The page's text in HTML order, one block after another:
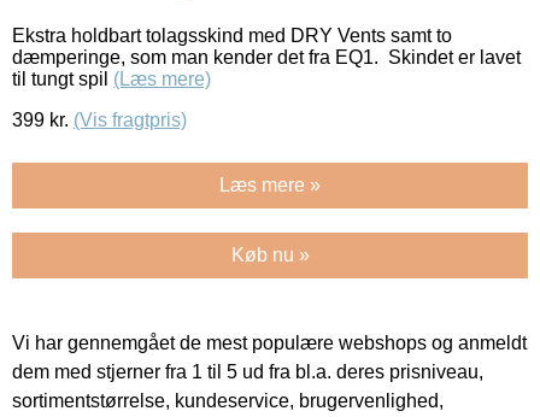
Ekstra holdbart tolagsskind med DRY Vents samt to
dæmperinge, som man kender det fra EQ1. Skindet er lavet
til tungt spil (Læs mere)
399 kr. (Vis fragtpris)
Læs mere »
Køb nu »
Vi har gennemgået de mest populære webshops og anmeldt
dem med stjerner fra 1 til 5 ud fra bl.a. deres prisniveau,
sortimentstørrelse, kundeservice, brugervenlighed,